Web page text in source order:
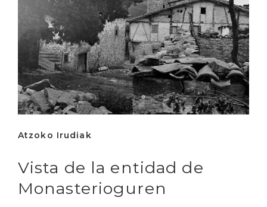
Atzoko Irudiak
Vista de la entidad de
Monasterioguren